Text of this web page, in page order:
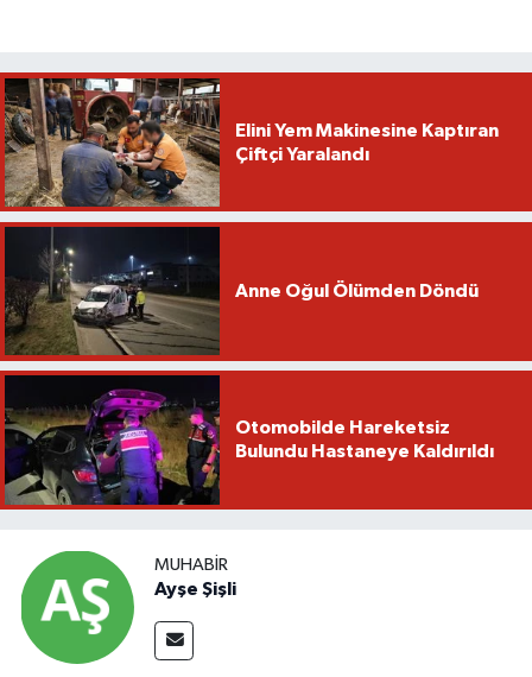
Elini Yem Makinesine Kaptıran
Çiftçi Yaralandı
Anne Oğul Ölümden Döndü
Otomobilde Hareketsiz
Bulundu Hastaneye Kaldırıldı
MUHABIR
Ayşe Şişli